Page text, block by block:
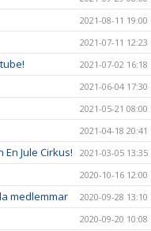
2021-08-11 19:00
2021-07-11 12:23
2021-07-02 16:18
2021-06-04 17:30
2021-05-21 08:00
2021-04-18 20:41
Jule Cirkus! 2021-03-05 13:35
2020-10-16 12:00
medlemmar 2020-09-28 13:10
2020-09-20 10:08